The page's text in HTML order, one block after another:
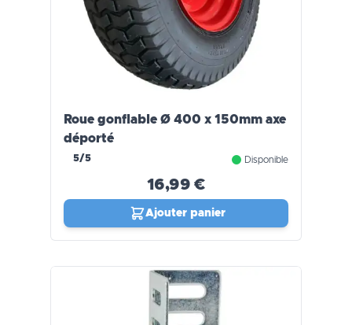
Roue gonflable Ø 400 x 150mm axe
déporté
5/5 Disponible
16,99 €
Ajouter panier